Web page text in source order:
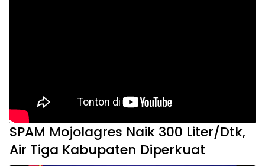
SPAM Mojolagres Naik 300 Liter/Dtk,
Air Tiga Kabupaten Diperkuat